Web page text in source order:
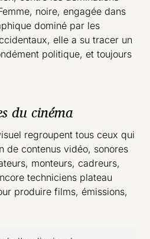
noire, engagée dans
dominé par les
elle a su tracer un
politique, et toujours
du cinéma
regroupent tous ceux qui
de contenus vidéo, sonores
monteurs, cadreurs,
techniciens plateau
produire films, émissions,